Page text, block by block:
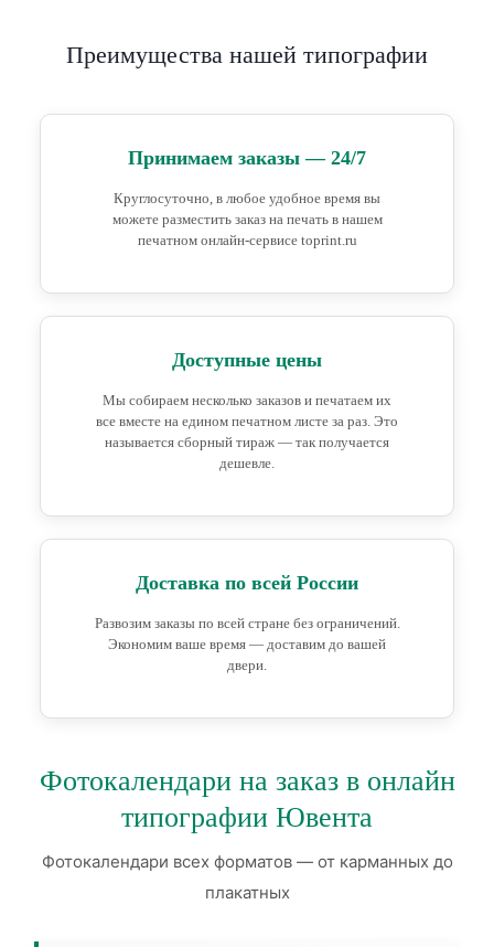
Преимущества нашей типографии
Принимаем заказы — 24/7
Круглосуточно, в любое удобное время вы
можете разместить заказ на печать в нашем
печатном онлайн-сервисе toprint.ru
Доступные цены
Мы собираем несколько заказов и печатаем их
все вместе на едином печатном листе за раз. Это
называется сборный тираж — так получается
дешевле.
Доставка по всей России
Развозим заказы по всей стране без ограничений.
Экономим ваше время — доставим до вашей
двери.
Фотокалендари на заказ в онлайн
типографии Ювента
Фотокалендари всех форматов — от карманных до
плакатных